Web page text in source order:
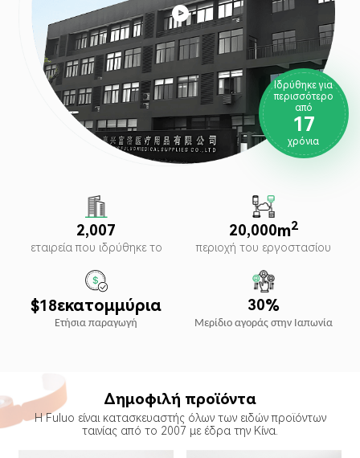

Ιδρύθηκε για
περισσότερο
από
17
χρόνια
2,007
εταιρεία που ιδρύθηκε το
20,000m2
περιοχή του εργοστασίου
$18εκατομμύρια
Ετήσια παραγωγή
30%
Μερίδιο αγοράς στην Ιαπωνία
Δημοφιλή προϊόντα
Η Fuluo είναι κατασκευαστής όλων των ειδών προϊόντων
ταινίας από το 2007 με έδρα την Κίνα.